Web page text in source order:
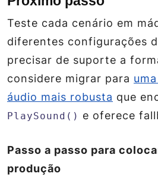
Teste cada cenário em
diferentes configurações
precisar de suporte a
considere migrar para
áudio mais robusta que
PlaySound() e oferece
Passo a passo para
produção